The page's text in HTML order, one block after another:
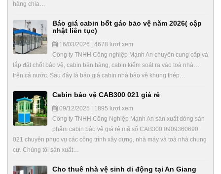
hàng chia…
Báo giá cabin bốt gác bảo vệ năm 2026( cập
nhật liên tục)
16/03/2026 | 4678 lượt xem
Công ty TNHH Công nghiệp Mạnh An chuyên cung cấp và
lắp đặt chốt bảo vệ, cabin bán hàng, cabin kiểm soát ra vào toà nhà…
trên cả nước. Sau đây là báo giá cabin nhà bảo vệ khung thép…
Cabin bảo vệ CAB300 021 giá rẻ
09/12/2025 | 1895 lượt xem
Công ty TNHH Công Nghiệp Mạnh An sản xuất dòng sản
phẩm cabin bảo vệ giá rẻ mã số CAB300 0909360690
021 chuyên phục vụ các công trình xây dựng, nhà máy và toà nhà chung
cư. Chúng tôi sản xuất…
Cho thuê nhà vệ sinh di động tại An Giang